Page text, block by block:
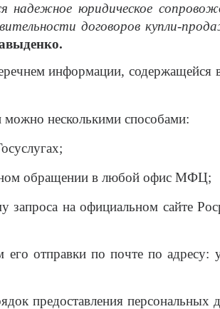
надежное юридическое
договоров купли-
информации,
можно несколькими способами:
обращении в любой офис МФЦ;
на официальном сайте
по почте по адресу:
предоставления